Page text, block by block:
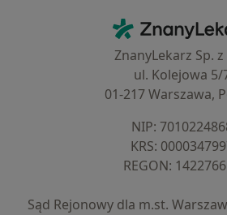
ZnanyLekarz Sp. z
ul. Kolejowa 5/
01-217 Warszawa,
NIP:
KRS:
REGON:
Sąd Rejonowy dla m.st.